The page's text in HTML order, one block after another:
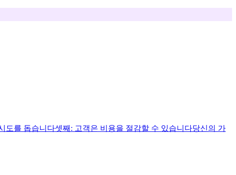
도를 돕습니다셋째: 고객은 비용을 절감할 수 있습니다당신의 가